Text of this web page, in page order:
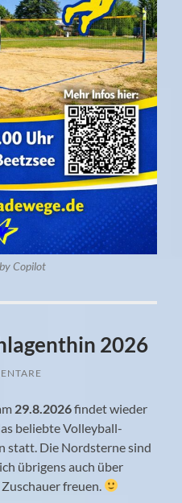
Copilot
2026
29.8.2026findet wieder
beliebte Volleyball-
statt. Die Nordsterne sind
übrigens auch über
freuen.